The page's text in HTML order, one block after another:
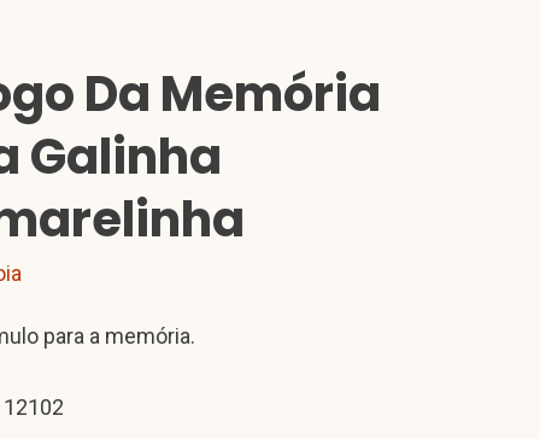
Da Memória
Galinha
para a memória.
12102